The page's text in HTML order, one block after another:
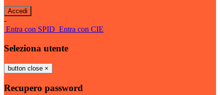
-
Entra con SPID Entra con CIE
Seleziona utente
button close ×
Recupero password